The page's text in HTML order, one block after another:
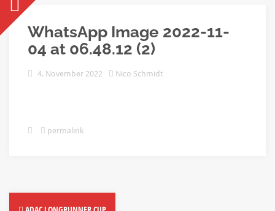
WhatsApp Image 2022-11-
04 at 06.48.12 (2)
4. November 2022 Nico Schmidt
permalink